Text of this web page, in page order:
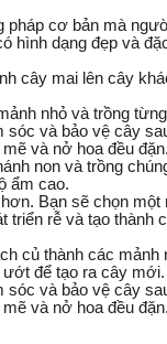
cơ bản mà
dạng đẹp và
cây mai lên cây
nhỏ và trồng
và bảo vệ cây
và nở hoa đều đặn.
non và trồng
ẩm cao.
Bạn sẽ chọn
triển rễ và tạo
củ thành các
ướt để tạo ra cây mới.
và bảo vệ cây
và nở hoa đều đặn.